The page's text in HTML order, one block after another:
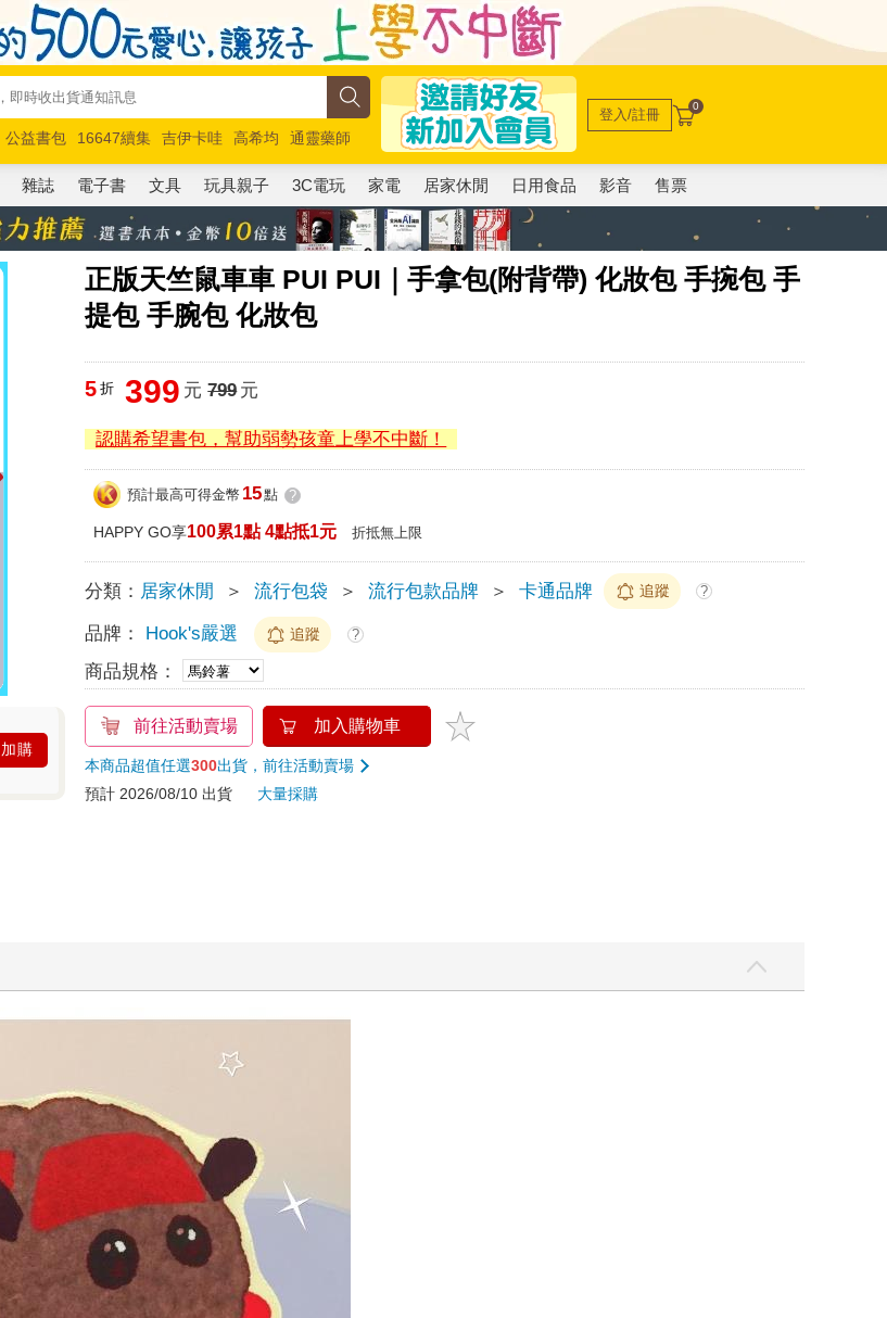
公益書包 16647續集 吉伊卡哇 高希均
通靈藥師
馬斯克 玩具總動員5 超慢跑
登入/註冊 0
雜誌 電子書 文具 玩具親子 3C電玩 家電 居家休閒 日用食品 影音 售票
正版天竺鼠車車 PUI PUI｜手拿包(附背帶) 化妝包 手捥包 手
提包 手腕包 化妝包
加購
5 折 399 元 799元
認購希望書包，幫助弱勢孩童上學不中斷！
預計最高可得金幣 15點 ?
HAPPY GO享100累1點 4點抵1元 折抵無上限
分類： 居家休閒 ＞ 流行包袋 ＞ 流行包款品牌 ＞ 卡通品牌 追蹤 ?
品牌： Hook's嚴選 追蹤 ?
商品規格：
前往活動賣場 加入購物車
本商品超值任選300出貨，前往活動賣場
預計 2026/08/10 出貨
大量採購